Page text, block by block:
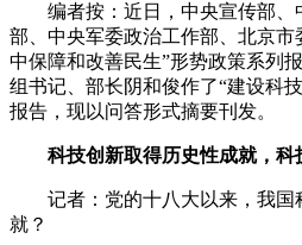
编者按：近日，中央宣传部、
部、中央军委政治工作部、北京市
中保障和改善民生”形势政策系列
组书记、部长阴和俊作了“建设科
报告，现以问答形式摘要刊发。
科技创新取得历史性成就，科
记者：党的十八大以来，我国
就？